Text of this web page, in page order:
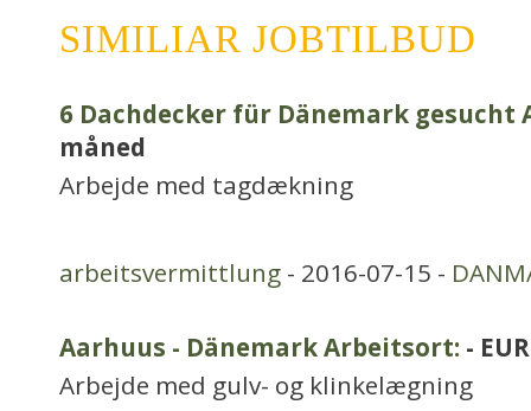
SIMILIAR JOBTILBUD
6 Dachdecker für Dänemark gesucht
måned
Arbejde med tagdækning
arbeitsvermittlung - 2016-07-15 -
Aarhuus - Dänemark Arbeitsort: -
Arbejde med gulv- og klinkelægning